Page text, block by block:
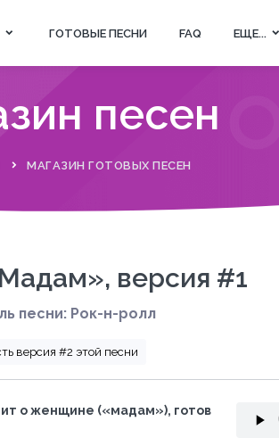
ГОТОВЫЕ ПЕСНИ FAQ ЕЩЕ...
песен
МАГАЗИН ГОТОВЫХ ПЕСЕН
версия #1
песни: Рок-н-ролл
версия #2 этой песни
о женщине («мадам»), готов